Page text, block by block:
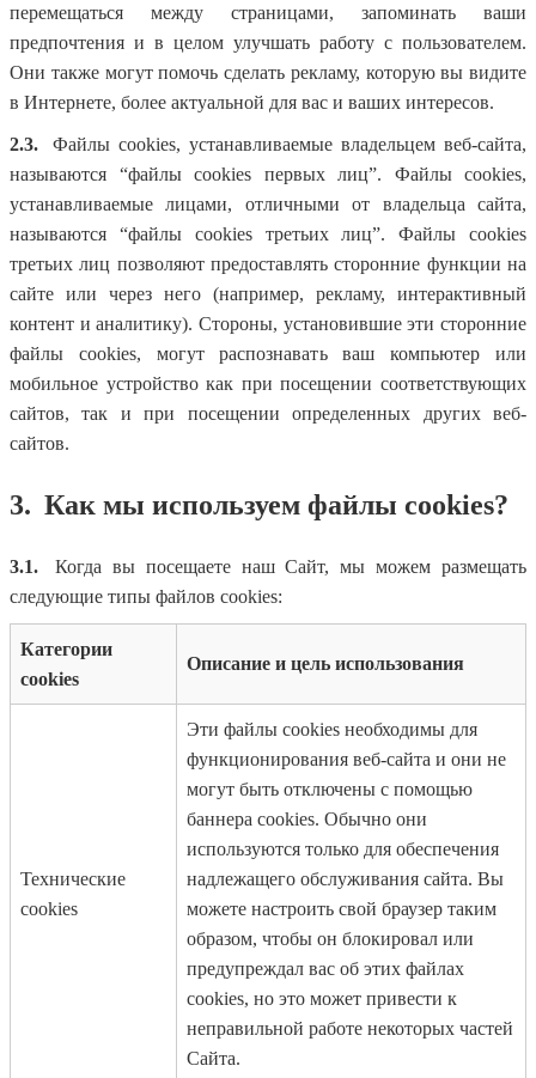
перемещаться между страницами, запоминать ваши
предпочтения и в целом улучшать работу с пользователем.
Они также могут помочь сделать рекламу, которую вы видите
в Интернете, более актуальной для вас и ваших интересов.
2.3.
Файлы cookies, устанавливаемые владельцем веб-сайта,
называются “файлы cookies первых лиц”. Файлы cookies,
устанавливаемые лицами, отличными от владельца сайта,
называются “файлы cookies третьих лиц”. Файлы cookies
третьих лиц позволяют предоставлять сторонние функции на
сайте или через него (например, рекламу, интерактивный
контент и аналитику). Стороны, установившие эти сторонние
файлы cookies, могут распознавать ваш компьютер или
мобильное устройство как при посещении соответствующих
сайтов, так и при посещении определенных других веб-
сайтов.
3. Как мы используем файлы cookies?
3.1.
Когда вы посещаете наш Сайт, мы можем размещать
следующие типы файлов cookies:
Категории
cookies
Описание и цель использования
Технические
cookies
Эти файлы cookies необходимы для
функционирования веб-сайта и они не
могут быть отключены с помощью
баннера cookies. Обычно они
используются только для обеспечения
надлежащего обслуживания сайта. Вы
можете настроить свой браузер таким
образом, чтобы он блокировал или
предупреждал вас об этих файлах
cookies, но это может привести к
неправильной работе некоторых частей
Сайта.